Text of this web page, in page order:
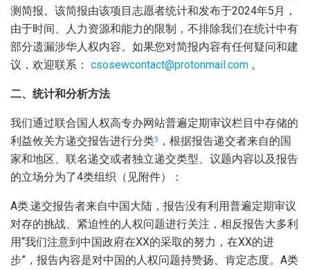
测简报。该简报由该项目志愿者统计和发布于2024年5月，
由于时间、人力资源和能力的限制，不排除我们在统计中有
部分遗漏涉华人权内容。如果您对简报内容有任何疑问和建
议，欢迎联系： csosewcontact@protonmail.com 。
二、统计和分析方法
我们通过联合国人权高专办网站普遍定期审议栏目中存储的
利益攸关方递交报告进行分类3
，根据报告递交者来自的国
家和地区、联名递交或者独立递交类型、议题内容以及报告
的立场分为了4类组织（见附件）：
A类.递交报告者来自中国大陆，报告没有利用普遍定期审议
对存的挑战、紧迫性的人权问题进行关注，相反报告大多利
用“我们注意到中国政府在XX的采取的努力，在XX的进
步”，报告内容是对中国的人权问题持赞扬、肯定态度。A类